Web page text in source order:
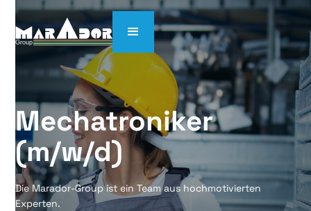
Mechatroniker
(m/w/d)
Die Marador-Group ist ein Team aus hochmotivierten
Experten.